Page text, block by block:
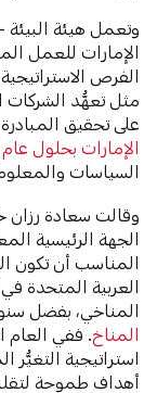
وتعمل هيئة
الإمارات للعمل
الفرص
مثل تعهُّد الشركات
على تحقيق المبادرة
الإمارات بحلول عام 2050
السياسات
وقالت سعادة رزان
الجهة الرئيسية
المناسب أن تكون
العربية المتحدة
المناخي، بفضل
المناخ. ففي العام
استراتيجية
أهداف طموحة